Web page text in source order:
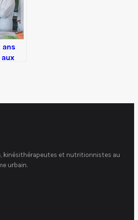
ans
kinésithérapeutes et nutritionnistes au
urbain.